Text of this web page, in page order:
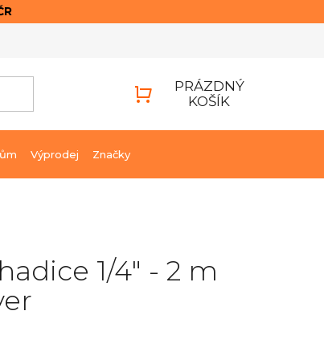
PRÁZDNÝ
KOŠÍK
Výprodej Značky
1/4" - 2 m